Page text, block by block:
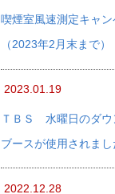
喫煙室風速測定キャ
（2023年2月末まで）
2023.01.19
ＴＢＳ 水曜日のダウ
ブースが使用されまし
2022.12.28